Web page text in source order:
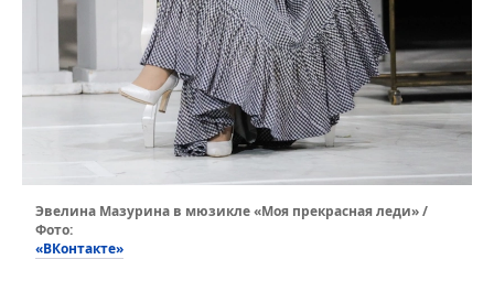
Эвелина Мазурина в мюзикле «Моя прекрасная леди» /
Фото:
«ВКонтакте»